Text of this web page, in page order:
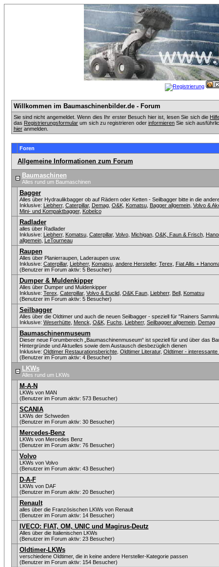
Willkommen im Baumaschinenbilder.de - Forum
Sie sind nicht angemeldet. Wenn dies Ihr erster Besuch hier ist, lesen Sie sich die
das Registrierungsformularum sich zu registrieren oder informierenSie sich
hieranmelden.
Foren
Allgemeine Informationen zum Forum
Baumaschinen
Alles rund um Baumaschinen
Bagger
Alles über Hydraulikbagger ob auf Rädern oder Ketten - Seilbagger bitte in die
Inklusive: Liebherr, Caterpillar, Demag, O&K, Komatsu, Bagger allgemein, Volvo &
Mini- und Kompaktbagger, Kobelco
Radlader
alles über Radlader
Inklusive: Liebherr, Komatsu, Caterpillar, Volvo, Michigan, O&K, Faun & Frisch,
allgemein, LeTourneau
Raupen
Alles über Planierraupen, Laderaupen usw.
Inklusive: Caterpillar, Liebherr, Komatsu, andere Hersteller, Terex Fiat Allis +
(Benutzer im Forum aktiv: 5 Besucher)
Dumper & Muldenkipper
Alles über Dumper und Muldenkipper
Inklusive: Terex Caterpillar, Volvo & Euclid, O&K Faun, Liebherr, Bell, Komatsu
(Benutzer im Forum aktiv: 5 Besucher)
Seilbagger
Alles über die Oldtimer und auch die neuen Seilbagger - speziell für "Rainers
Inklusive: Weserhütte, Menck O&K, Fuchs Liebherr, Seilbagger allgemein, Demag
Baumaschinenmuseum
Dieser neue Forumbereich „Baumaschinenmuseum“ ist speziell für und über das
Hintergründe und Aktuelles sowie dem Austausch diesbezüglich dienen
Inklusive: Oldtimer Restaurationsberichte, Oldtimer Literatur, Oldtimer -
(Benutzer im Forum aktiv: 4 Besucher)
LKWs
Alles rund um LKWs
M-A-N
LKWs von MAN
(Benutzer im Forum aktiv: 573 Besucher)
SCANIA
LKWs der Schweden
(Benutzer im Forum aktiv: 30 Besucher)
Mercedes-Benz
LKWs von Mercedes Benz
(Benutzer im Forum aktiv: 76 Besucher)
Volvo
LKWs von Volvo
(Benutzer im Forum aktiv: 43 Besucher)
D-A-F
LKWs von DAF
(Benutzer im Forum aktiv: 20 Besucher)
Renault
alles über die Französischen LKWs von Renault
(Benutzer im Forum aktiv: 14 Besucher)
IVECO: FIAT, OM, UNIC und Magirus-Deutz
Alles über die Italienischen LKWs
(Benutzer im Forum aktiv: 23 Besucher)
Oldtimer-LKWs
verschiedene Oldtimer, die in keine andere Hersteller-Kategorie passen
(Benutzer im Forum aktiv: 154 Besucher)